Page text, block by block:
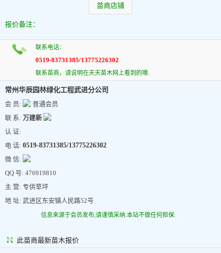
苗商店铺
报价备注：
联系电话：
0519-83731385/13775226302
联系苗商，请说明在天天苗木网上看到的噢.
常州华辰园林绿化工程武进分公司
会 员:
普通会员
联 系: 万建新
认 证:
电 话: 0519-83731385/13775226302
微 信:
QQ 号: 476919810
主 营: 专供草坪
地 址: 武进区东安镇人民路52号
信息来源于会员发布,请谨慎采纳.本站不做任何担保.
此苗商最新苗木报价